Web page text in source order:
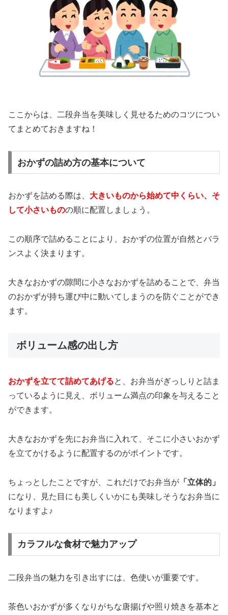
ここからは、二段弁当を美味しく見せるためのコツについ
てまとめておきますね！
おかずの詰め方の基本について
おかずを詰める際は、 大きいものから始めて中くらい、そ
して小さいものの順に配置しましょう。
この順序で詰めることにより、おかずの位置が自然とバラ
ンスよく決まります。
大きなおかずの隙間に小さなおかずを詰めることで、弁当
のおかずが持ち運び中に動いてしまうのを防ぐことができ
ます。
ボリューム感の出し方
おかずを立てて詰めてあげると、お弁当がぎっしりと詰ま
っているように見え、ボリューム満点の印象を与えること
ができます。
大きなおかずを先にお弁当に入れて、そこに小さいおかず
を立てかけるように配置するのがポイントです。
ちょっとしたことですが、これだけでお弁当が 「立体的」
になり、見た目にも美しくいかにも美味しそうなお弁当に
なりますよ♪
カラフルな食材で魅力アップ
二段弁当の魅力を引き出すには、色使いが重要です。
茶色いおかずが多くなりがちな唐揚げや照り焼きを基本と